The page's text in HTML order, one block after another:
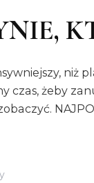
niż
czas, żeby
Do